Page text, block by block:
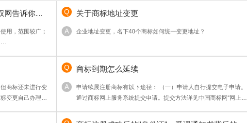
网告诉你
用，范围较广；
求选择。
关于商标地址变更
企业地址变更，名下40个商标如何统一变更地址？
商标还未进行变
变更自己办理。
商标到期怎么延续
申请续展注册商标有以下途径： （一）申请人自行提交电子申请。
通过商标网上服务系统提交申请。提交方法详见中国商标网“网上申